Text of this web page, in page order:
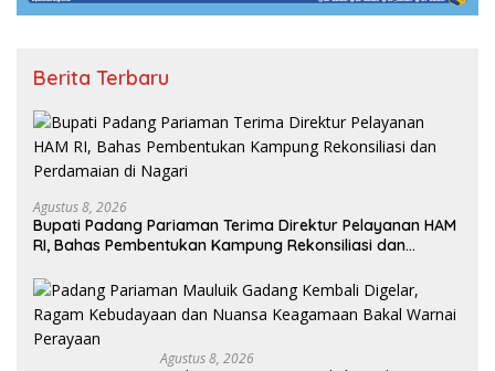
Berita Terbaru
Agustus 8, 2026
Bupati Padang Pariaman Terima Direktur Pelayanan HAM
RI, Bahas Pembentukan Kampung Rekonsiliasi dan
Agustus 8, 2026